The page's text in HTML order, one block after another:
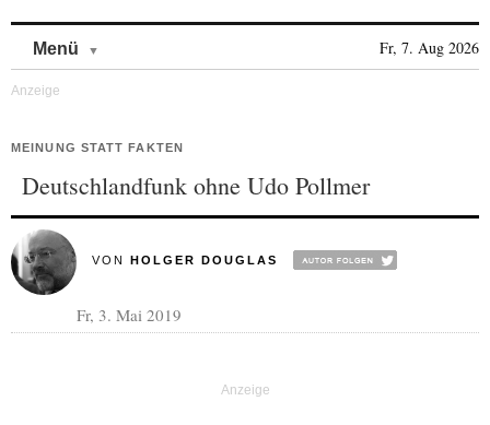
Menü Fr, 7. Aug 2026
MEINUNG STATT FAKTEN
Deutschlandfunk ohne Udo Pollmer
VON HOLGER DOUGLAS
Fr, 3. Mai 2019